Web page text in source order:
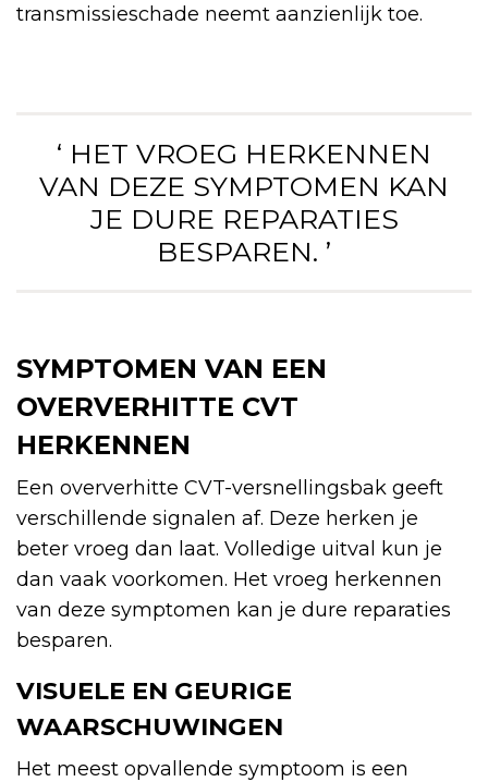
transmissieschade neemt aanzienlijk toe.
‘ HET VROEG HERKENNEN
VAN DEZE SYMPTOMEN KAN
JE DURE REPARATIES
BESPAREN. ’
SYMPTOMEN VAN EEN
OVERVERHITTE CVT
HERKENNEN
Een oververhitte CVT-versnellingsbak geeft
verschillende signalen af. Deze herken je
beter vroeg dan laat. Volledige uitval kun je
dan vaak voorkomen. Het vroeg herkennen
van deze symptomen kan je dure reparaties
besparen.
VISUELE EN GEURIGE
WAARSCHUWINGEN
Het meest opvallende symptoom is een